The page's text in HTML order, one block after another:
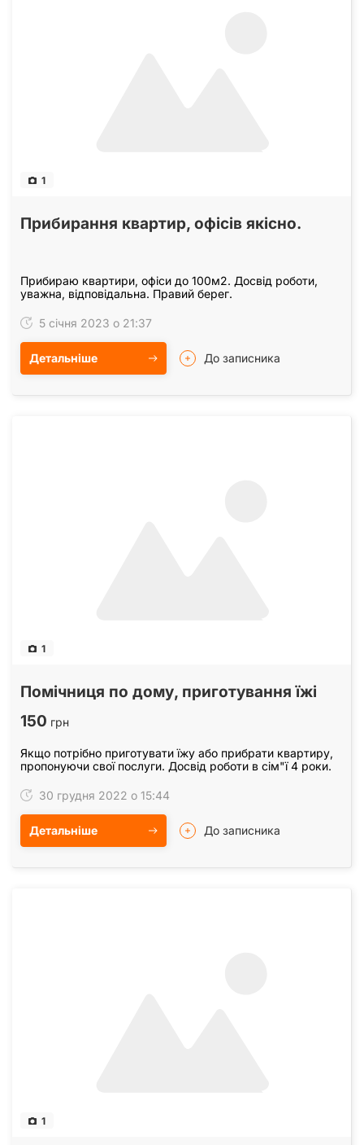
1
Прибирання квартир, офісів якісно.
Прибираю квартири, офіси до 100м2. Досвід роботи,
уважна, відповідальна. Правий берег.
5 січня 2023 о 21:37
Детальніше До записника
1
Помічниця по дому, приготування їжі
150 грн
Якщо потрібно приготувати їжу або прибрати квартиру,
пропонуючи свої послуги. Досвід роботи в сім"ї 4 роки.
30 грудня 2022 о 15:44
Детальніше До записника
1